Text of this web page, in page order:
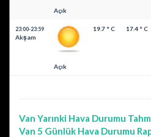
Açık
23:00-23:59
Akşam
Açık
19.7 ° C 17.4 ° C
Van Yarınki Hava Durumu
Van 5 Günlük Hava Durumu